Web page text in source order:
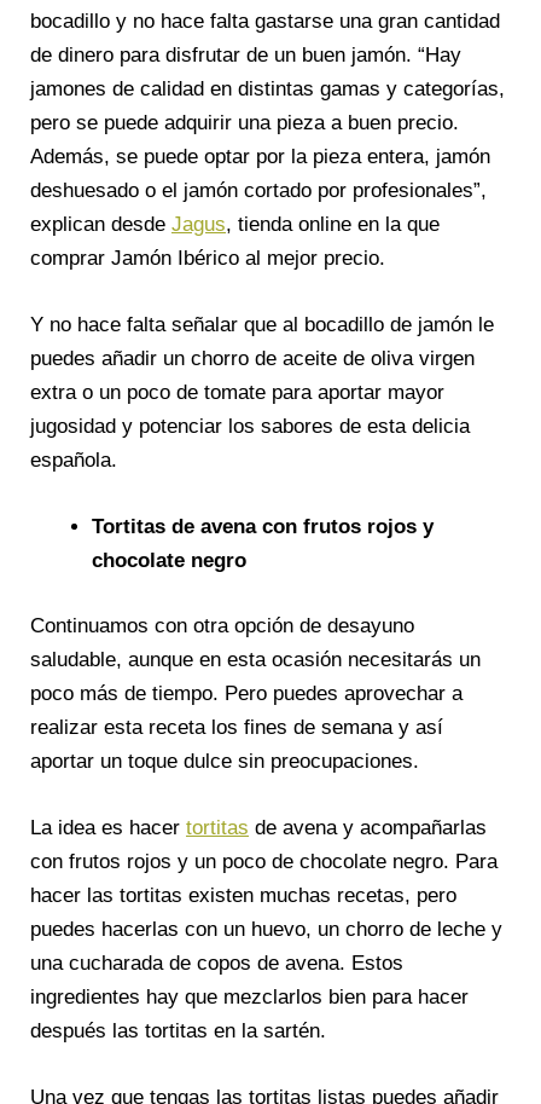
bocadillo y no hace falta gastarse una gran cantidad
de dinero para disfrutar de un buen jamón. “Hay
jamones de calidad en distintas gamas y categorías,
pero se puede adquirir una pieza a buen precio.
Además, se puede optar por la pieza entera, jamón
deshuesado o el jamón cortado por profesionales”,
explican desde Jagus, tienda online en la que
comprar Jamón Ibérico al mejor precio.
Y no hace falta señalar que al bocadillo de jamón le
puedes añadir un chorro de aceite de oliva virgen
extra o un poco de tomate para aportar mayor
jugosidad y potenciar los sabores de esta delicia
española.
Tortitas de avena con frutos rojos y
chocolate negro
Continuamos con otra opción de desayuno
saludable, aunque en esta ocasión necesitarás un
poco más de tiempo. Pero puedes aprovechar a
realizar esta receta los fines de semana y así
aportar un toque dulce sin preocupaciones.
La idea es hacer tortitas de avena y acompañarlas
con frutos rojos y un poco de chocolate negro. Para
hacer las tortitas existen muchas recetas, pero
puedes hacerlas con un huevo, un chorro de leche y
una cucharada de copos de avena. Estos
ingredientes hay que mezclarlos bien para hacer
después las tortitas en la sartén.
Una vez que tengas las tortitas listas puedes añadir